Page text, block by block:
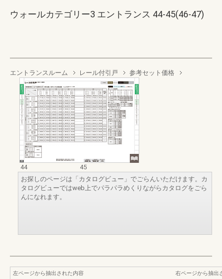
ウォールカテゴリー3 エントランス 44-45(46-47)
エントランスルーム レール付引戸 参考セット価格
44
45
お探しのページは「カタログビュー」でごらんいただけます。カ
タログビューではweb上でパラパラめくりながらカタログをごら
んになれます。
左ページから抽出された内容
右ページから抽出